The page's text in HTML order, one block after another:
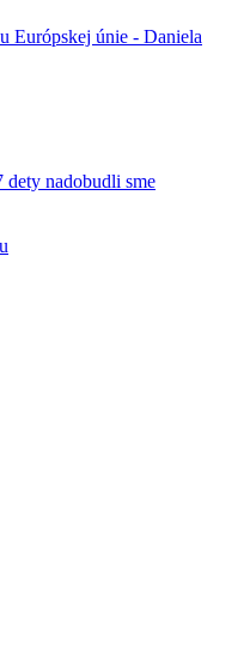
Európskej únie - Daniela
dety nadobudli sme